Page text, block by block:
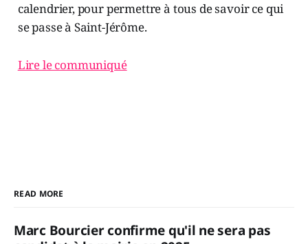
calendrier, pour permettre à tous de savoir ce qui
se passe à Saint-Jérôme.
Lire le communiqué
READ MORE
Marc Bourcier confirme qu'il ne sera pas